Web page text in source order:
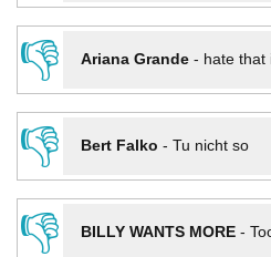
👎
Ariana Grande- hate that
👎
Bert Falko - Tu nicht so
👎
BILLY WANTS MORE-